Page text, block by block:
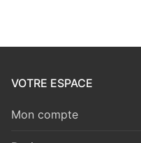
VOTRE ESPACE
Mon compte